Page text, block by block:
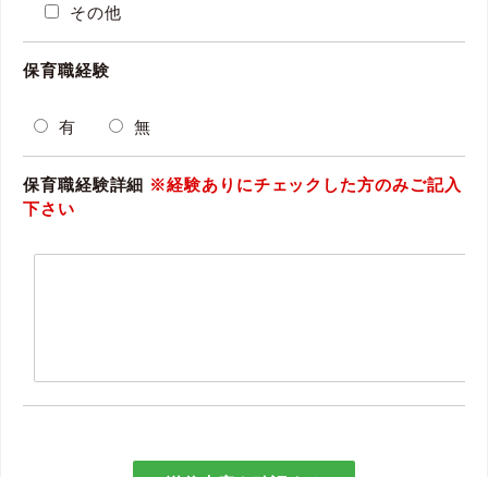
その他
保育職経験
有 無
保育職経験詳細 ※経験ありにチェックした方のみご記入
下さい